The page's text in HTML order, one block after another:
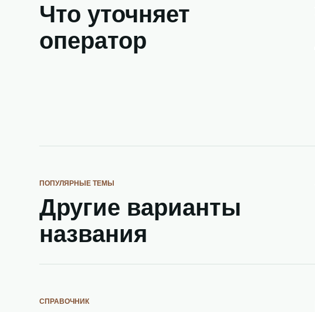
Что уточняет
оператор
ПОПУЛЯРНЫЕ ТЕМЫ
Другие варианты
названия
СПРАВОЧНИК